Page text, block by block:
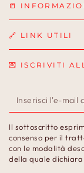
📒
🔗 LINK UTILI
💌 ISCRIVITI
Inserisci
l'e-
mail
qui
Il sottoscritto
consenso per il
con le modalità
della quale